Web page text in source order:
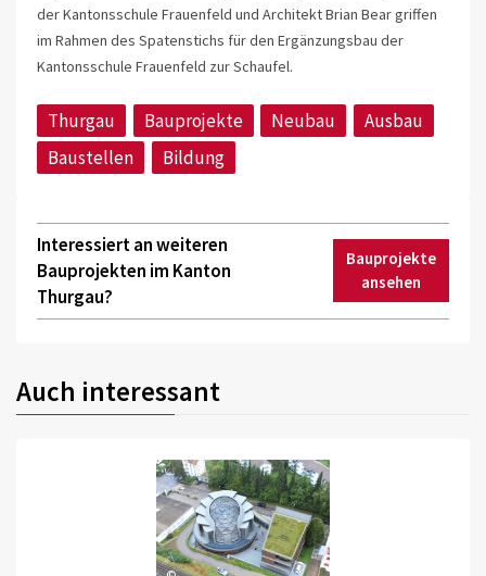
der Kantonsschule Frauenfeld und Architekt Brian Bear griffen
im Rahmen des Spatenstichs für den Ergänzungsbau der
Kantonsschule Frauenfeld zur Schaufel.
Thurgau Bauprojekte Neubau
Ausbau
Baustellen
Bildung
Interessiert an weiteren
Bauprojekten im Kanton
Thurgau?
Bauprojekte
ansehen
Auch interessant